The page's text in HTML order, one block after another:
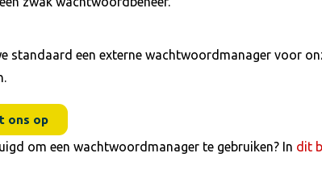
standaard een externe wachtwoordmanager voor
ons op
om een wachtwoordmanager te gebruiken? In dit